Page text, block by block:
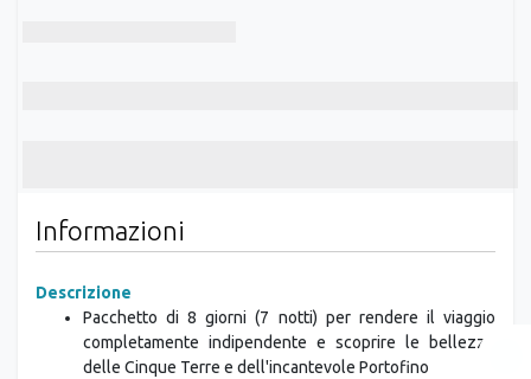
Informazioni
Descrizione
Pacchetto di 8 giorni (7 notti) per rendere il viaggio
completamente indipendente e scoprire le bellezze
delle Cinque Terre e dell'incantevole Portofino